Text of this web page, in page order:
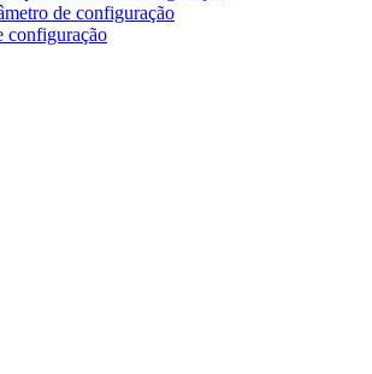
de configuração
configuração